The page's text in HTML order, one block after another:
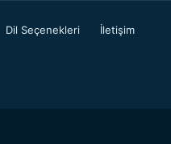
Dil Seçenekleri İletişim